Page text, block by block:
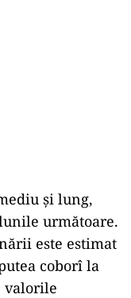
și lung,
următoare.
este estimat
coborî la
valorile